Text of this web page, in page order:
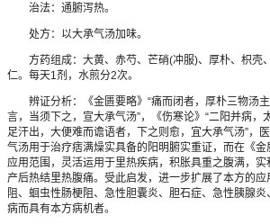
治法：通腑泻热。
处方：以大承气汤加味。
方药组成：大黄、赤芍、芒硝(冲服)、厚朴、枳壳
仁。每天1剂，水煎分2次。
辨证分析：《金匮要略》“痛而闭者，厚朴三物汤主
言，当须下之，宣大承气汤”，《伤寒论》“二阳并病，
足汗出，大便难而谵语者，下之则愈，宜大承气汤”，
气汤用于治疗痞满燥实具备的阳明腑实重证，而在《
应用范围，灵活运用于里热疾病，积胀具重之腹满，
产后热结里热腹痛。受此启发，进一步扩展了本方的
阻、蛔虫性肠梗阻、急性胆囊炎、胆石症、急性胰腺
病而具有本方病机者。